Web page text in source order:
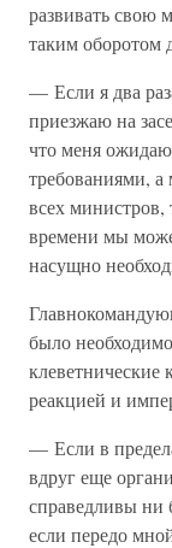
развивать свою
таким оборотом
— Если я два
приезжаю на
что меня
требованиями,
всех министров,
времени мы
насущно
было
реакцией и
— Если в
вдруг еще
справедливы ни
если передо